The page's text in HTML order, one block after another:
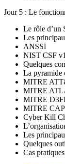
Jour 5 : Le
Le rôle d’un
Les
ANSSI
NIST CSF
Quelques
La pyramide
MITRE
MITRE
MITRE
MITRE
Cyber Kill
Les
Quelques
Cas